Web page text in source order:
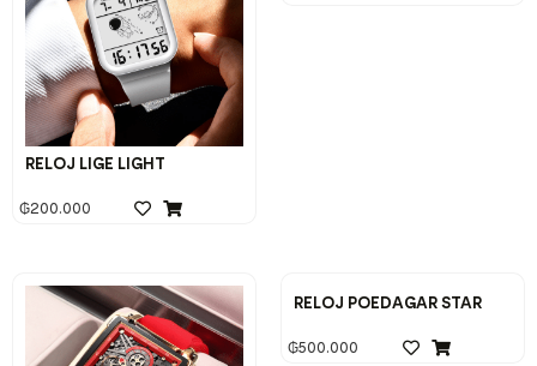
RELOJ LIGE LIGHT
₲200.000
RELOJ POEDAGAR STAR
₲500.000